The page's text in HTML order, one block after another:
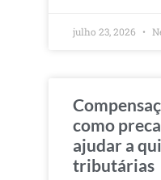
julho 23, 2026
como
ajudar a
tributárias